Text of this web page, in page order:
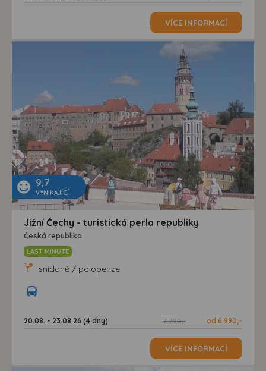
VÍCE INFORMACÍ
9,7
VYNIKAJÍCÍ
Jižní Čechy - turistická perla republiky
Česká republika
LAST MINUTE
snídaně / polopenze
20.08. - 23.08.26 (4 dny) 7 790,- od 6 990,-
VÍCE INFORMACÍ